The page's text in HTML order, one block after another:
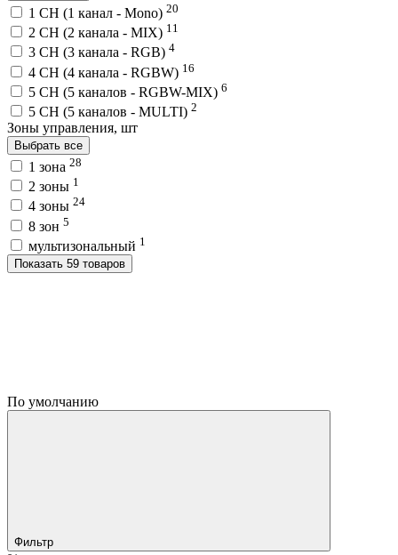
1 CH (1 канал - Mono) 20
2 CH (2 канала - MIX) 11
3 CH (3 канала - RGB) 4
4 CH (4 канала - RGBW) 16
5 CH (5 каналов - RGBW-MIX) 6
5 CH (5 каналов - MULTI) 2
Зоны управления, шт
Выбрать все
1 зона 28
2 зоны 1
4 зоны 24
8 зон 5
мультизональный 1
Показать 59 товаров
По умолчанию
Фильтр